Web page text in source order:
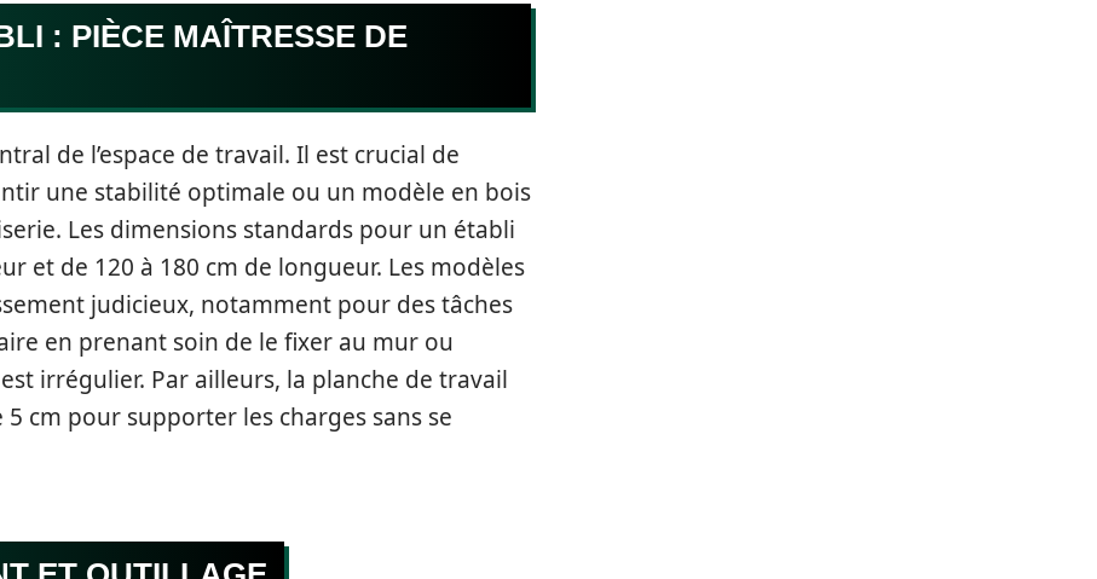
: PIÈCE MAÎTRESSE DE
de l’espace de travail. Il est crucial de
une stabilité optimale ou un modèle en bois
Les dimensions standards pour un établi
et de 120 à 180 cm de longueur. Les modèles
judicieux, notamment pour des tâches
en prenant soin de le fixer au mur ou
irrégulier. Par ailleurs, la planche de travail
cm pour supporter les charges sans se